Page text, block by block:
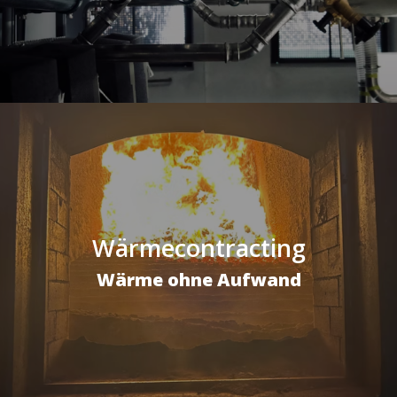
Wärmecontracting
Wärme ohne Aufwand